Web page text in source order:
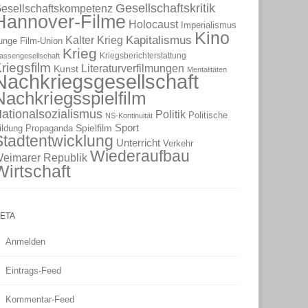
Gesellschaftskritik
Filme Holocaust Imperialismus
Film-Union Kalter Krieg Kapitalismus Kino
Krieg Kriegsberichterstattung
Kunst Literaturverfilmungen Mentalitäten
NS-Kontinuität Politik Politische
Propaganda Spielfilm Sport
Unterricht Verkehr
Republik Wiederaufbau
Anmelden
Eintrags-Feed
Kommentar-Feed